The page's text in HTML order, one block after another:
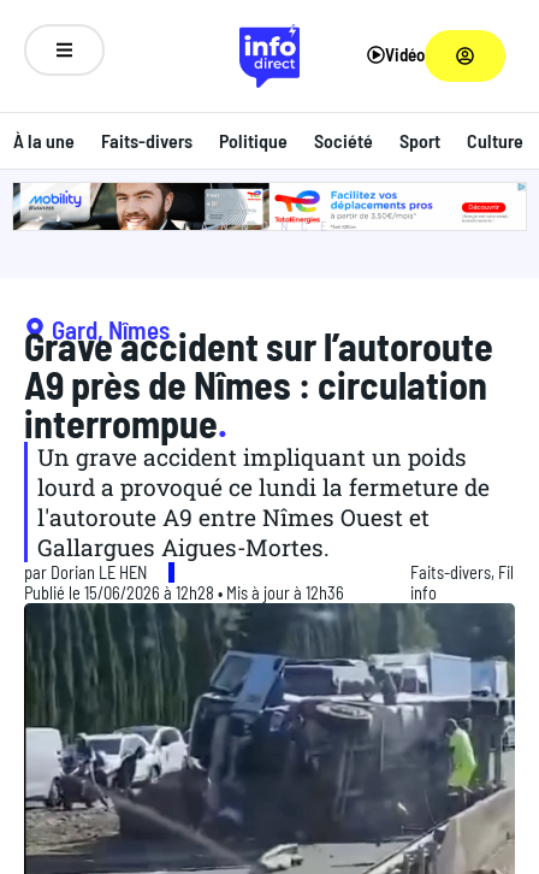
Vidéo
À la une Faits-divers Politique Société Sport Culture
ANNONCE
Gard, Nîmes
Grave accident sur l’autoroute
A9 près de Nîmes : circulation
interrompue.
Un grave accident impliquant un poids
lourd a provoqué ce lundi la fermeture de
l'autoroute A9 entre Nîmes Ouest et
Gallargues Aigues-Mortes.
par Dorian LE HEN
Publié le 15/06/2026 à 12h28 • Mis à jour à 12h36
Faits-divers, Fil
info